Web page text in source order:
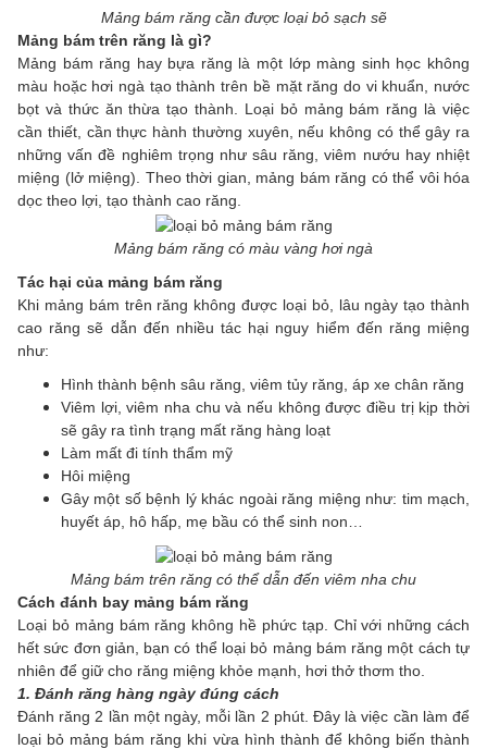
Mảng bám răng cần được loại bỏ sạch sẽ
Mảng bám trên răng là gì?
Mảng bám răng hay bựa răng là một lớp màng sinh học không
màu hoặc hơi ngà tạo thành trên bề mặt răng do vi khuẩn, nước
bọt và thức ăn thừa tạo thành. Loại bỏ mảng bám răng là việc
cần thiết, cần thực hành thường xuyên, nếu không có thể gây ra
những vấn đề nghiêm trọng như sâu răng, viêm nướu hay nhiệt
miệng (lở miệng). Theo thời gian, mảng bám răng có thể vôi hóa
dọc theo lợi, tạo thành cao răng.
Mảng bám răng có màu vàng hơi ngà
Tác hại của mảng bám răng
Khi mảng bám trên răng không được loại bỏ, lâu ngày tạo thành
cao răng sẽ dẫn đến nhiều tác hại nguy hiểm đến răng miệng
như:
Hình thành bệnh sâu răng, viêm tủy răng, áp xe chân răng
Viêm lợi, viêm nha chu và nếu không được điều trị kịp thời
sẽ gây ra tình trạng mất răng hàng loạt
Làm mất đi tính thẩm mỹ
Hôi miệng
Gây một số bệnh lý khác ngoài răng miệng như: tim mạch,
huyết áp, hô hấp, mẹ bầu có thể sinh non…
Mảng bám trên răng có thể dẫn đến viêm nha chu
Cách đánh bay mảng bám răng
Loại bỏ mảng bám răng không hề phức tạp. Chỉ với những cách
hết sức đơn giản, bạn có thể loại bỏ mảng bám răng một cách tự
nhiên để giữ cho răng miệng khỏe mạnh, hơi thở thơm tho.
1. Đánh răng hàng ngày đúng cách
Đánh răng 2 lần một ngày, mỗi lần 2 phút. Đây là việc cần làm để
loại bỏ mảng bám răng khi vừa hình thành để không biến thành